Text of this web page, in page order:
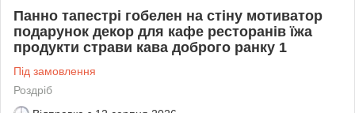
Панно тапестрі гобелен на стіну мотиватор
подарунок декор для кафе ресторанів їжа
продукти страви кава доброго ранку 1
Під замовлення
Роздріб